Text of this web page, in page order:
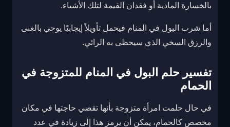
بالخسارة المادية أو فقدان القيمة لتلك الأشياء.
أما شرب البول في المنام فيحمل تأويلاً إيجابيًا يوحي بالغنى
والرزق السخي الذي سيحظى به الرائي.
تفسير حلم البول في المنام للمتزوجة في
الحمام
في حال حلمت امرأة متزوجة بأنها تقضي حاجتها في مكان
مخصص كالحمام، يمكن أن يرمز هذا إلى زيادة في عدد